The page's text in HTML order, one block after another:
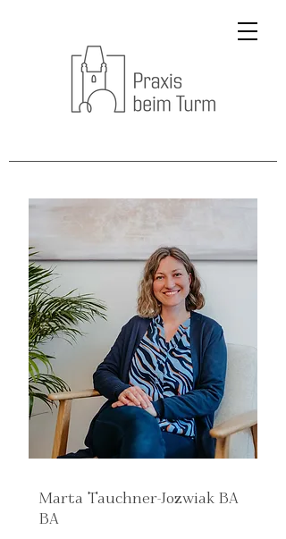
Marta Tauchner-Jozwiak BA
BA